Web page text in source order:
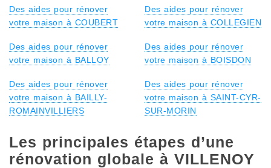
Des aides pour rénover
votre maison à COUBERT
Des aides pour rénover
votre maison à COLLEGIEN
Des aides pour rénover
votre maison à BALLOY
Des aides pour rénover
votre maison à BOISDON
Des aides pour rénover
votre maison à BAILLY-
ROMAINVILLIERS
Des aides pour rénover
votre maison à SAINT-CYR-
SUR-MORIN
Les principales étapes d’une
rénovation globale à VILLENOY